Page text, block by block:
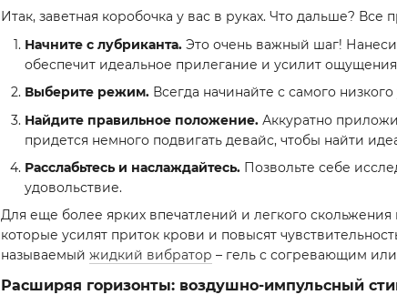
Итак, заветная коробочка у вас в руках. Что дальше?
Начните с лубриканта. Это очень важный шаг!
обеспечит идеальное прилегание и усилит
Выберите режим. Всегда начинайте с самого
Найдите правильное положение. Аккуратно
придется немного подвигать девайс, чтобы найти
Расслабьтесь и наслаждайтесь. Позвольте себе
удовольствие.
Для еще более ярких впечатлений и легкого
которые усилят приток крови и повысят
называемый жидкий вибратор – гель с согревающим
Расширяя горизонты: воздушно-импульсный